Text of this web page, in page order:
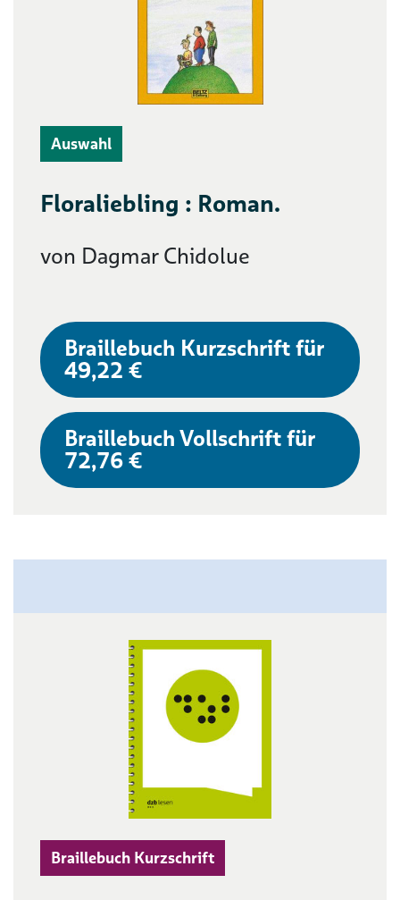
Auswahl
Floraliebling : Roman.
von Dagmar Chidolue
Braillebuch Kurzschrift für
49,22 €
Braillebuch Vollschrift für
72,76 €
Braillebuch Kurzschrift